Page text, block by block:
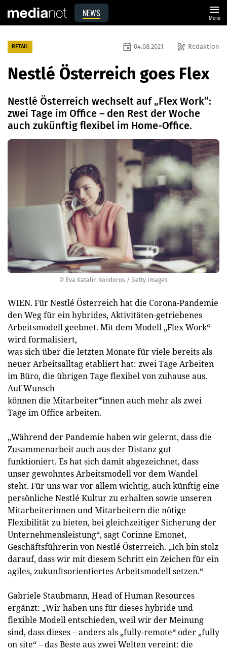
NEWS menu
Menü
© Eva Katalin Kondoros / Getty Images
RETAIL draw Redaktion
event 04.08.2021
Nestlé Österreich goes Flex
Nestlé Österreich wechselt auf „Flex Work“:
zwei Tage im Office – den Rest der Woche
auch zukünftig flexibel im Home-Office.
WIEN. Für Nestlé Österreich hat die Corona-Pandemie
den Weg für ein hybrides, Aktivitäten-getriebenes
Arbeitsmodell geebnet. Mit dem Modell „Flex Work“
wird formalisiert,
was sich über die letzten Monate für viele bereits als
neuer Arbeitsalltag etabliert hat: zwei Tage Arbeiten
im Büro, die übrigen Tage flexibel von zuhause aus.
Auf Wunsch
können die Mitarbeiter*innen auch mehr als zwei
Tage im Office arbeiten.
„Während der Pandemie haben wir gelernt, dass die
Zusammenarbeit auch aus der Distanz gut
funktioniert. Es hat sich damit abgezeichnet, dass
unser gewohntes Arbeitsmodell vor dem Wandel
steht. Für uns war vor allem wichtig, auch künftig eine
persönliche Nestlé Kultur zu erhalten sowie unseren
Mitarbeiterinnen und Mitarbeitern die nötige
Flexibilität zu bieten, bei gleichzeitiger Sicherung der
Unternehmensleistung“, sagt Corinne Emonet,
Geschäftsführerin von Nestlé Österreich. „Ich bin stolz
darauf, dass wir mit diesem Schritt ein Zeichen für ein
agiles, zukunftsorientiertes Arbeitsmodell setzen.“
Gabriele Staubmann, Head of Human Resources
ergänzt: „Wir haben uns für dieses hybride und
flexible Modell entschieden, weil wir der Meinung
sind, dass dieses – anders als „fully-remote“ oder „fully
on site“ – das Beste aus zwei Welten vereint: die